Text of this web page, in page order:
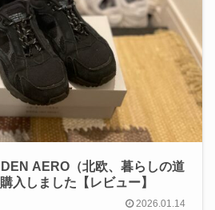
AERO（北欧、暮らしの道
入しました【レビュー】
2026.01.14